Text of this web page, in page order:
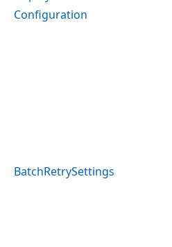
Configuration
BatchRetrySettings